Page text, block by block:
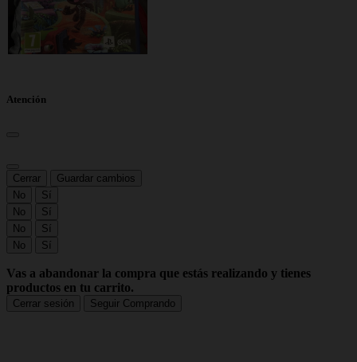
Atención
Cerrar
Guardar cambios
No
Sí
No
Sí
No
Sí
No
Sí
Vas a abandonar la compra que estás realizando y tienes
productos en tu carrito.
Cerrar sesión Seguir Comprando